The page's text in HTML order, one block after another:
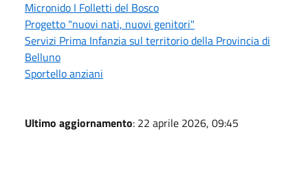
Micronido I Folletti del Bosco
Progetto "nuovi nati, nuovi genitori"
Servizi Prima Infanzia sul territorio della Provincia di
Belluno
Sportello anziani
Ultimo aggiornamento: 22 aprile 2026, 09:45